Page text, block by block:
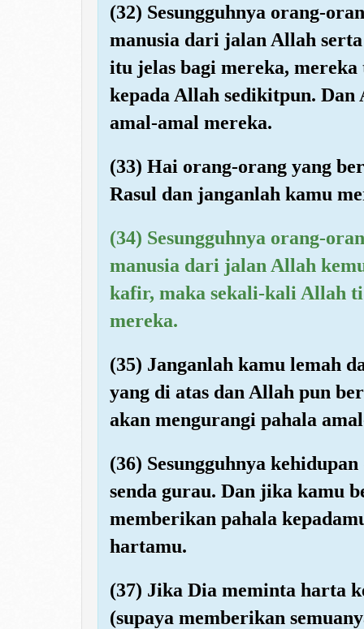
(32) Sesungguhnya orang-
manusia dari jalan Allah
itu jelas bagi mereka,
kepada Allah sedikitpun. Dan
amal-amal mereka.
(33) Hai orang-orang yang
Rasul dan janganlah kamu
(34) Sesungguhnya orang-
manusia dari jalan Allah
kafir, maka sekali-kali Allah
mereka.
(35) Janganlah kamu lemah
yang di atas dan Allah pun
akan mengurangi pahala
(36) Sesungguhnya
senda gurau. Dan jika kamu
memberikan pahala
hartamu.
(37) Jika Dia meminta harta
(supaya memberikan